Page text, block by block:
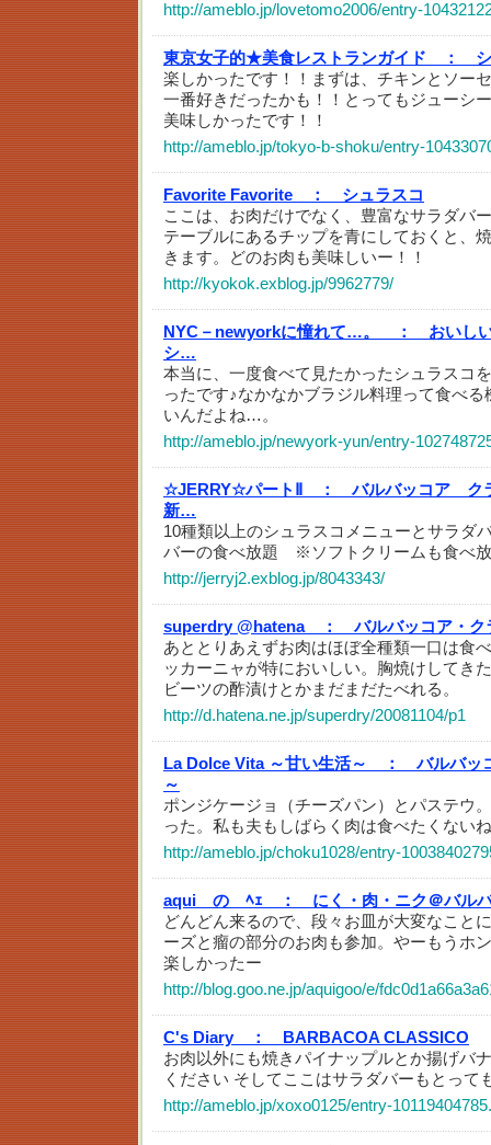
http://ameblo.jp/lovetomo2006/entry-
東京女子的★美食レストランガイド ：
楽しかったです！！まずは、チキンとソー
一番好きだったかも！！とってもジューシ
美味しかったです！！
http://ameblo.jp/tokyo-b-shoku/entry-
Favorite Favorite ：
シュラスコ
ここは、お肉だけでなく、豊富なサラダバ
テーブルにあるチップを青にしておくと、
きます。どのお肉も美味しいー！！
http://kyokok.exblog.jp/9962779/
NYC－newyorkに憧れて…。 ：
おいし
シ…
本当に、一度食べて見たかったシュラスコ
ったです♪なかなかブラジル料理って食べ
いんだよね…。
http://ameblo.jp/newyork-yun/entry-
☆JERRY☆パートⅡ ：
バルバッコア ク
新…
10種類以上のシュラスコメニューとサラダ
バーの食べ放題 ※ソフトクリームも食べ
http://jerryj2.exblog.jp/8043343/
superdry @hatena ：
バルバッコア・ク
あととりあえずお肉はほぼ全種類一口は食
ッカーニャが特においしい。胸焼けしてき
ビーツの酢漬けとかまだまだたべれる。
http://d.hatena.ne.jp/superdry/20081104/p1
La Dolce Vita ～甘い生活～ ：
バルバッ
～
ポンジケージョ（チーズパン）とパステウ
った。私も夫もしばらく肉は食べたくない
http://ameblo.jp/choku1028/entry-
aqui の ﾍｪ ：
にく・肉・ニク＠バル
どんどん来るので、段々お皿が大変なこ
ーズと瘤の部分のお肉も参加。やーもうホ
楽しかったー
http://blog.goo.ne.jp/aquigoo/e/
C's Diary ：
BARBACOA CLASSICO
お肉以外にも焼きパイナップルとか揚げバ
ください そしてここはサラダバーもとって
http://ameblo.jp/xoxo0125/entry-